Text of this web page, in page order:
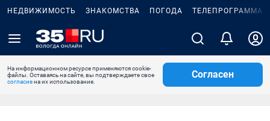
НЕДВИЖИМОСТЬ ЗНАКОМСТВА ПОГОДА ТЕЛЕПРОГРАММА
На информационном ресурсе применяются cookie-
файлы. Оставаясь на сайте, вы подтверждаете свое
согласиена их использование.
Согласен